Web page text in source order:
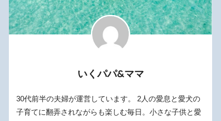
いくパパ&ママ
30代前半の夫婦が運営しています。 2人の愛息と愛犬の
子育てに翻弄されながらも楽しむ毎日。小さな子供と愛